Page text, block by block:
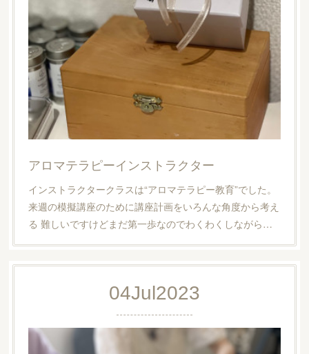
アロマテラピーインストラクター
インストラクタークラスは“アロマテラピー教育”でした。
来週の模擬講座のために講座計画をいろんな角度から考え
る 難しいですけどまだ第一歩なのでわくわくしながら…
04Jul2023